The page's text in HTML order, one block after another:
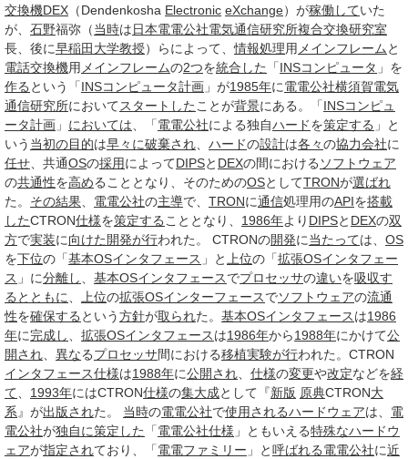
交換機DEX （Dendenkosha Electronic eXchange）が稼働していた
が、 石野福弥（当時は日本電電公社電気通信研究所複合交換研究室
長、後に早稲田大学教授）らによって、情報処理用 メインフレーム と
電話交換機用 メインフレームの2つを統合した 「INSコンピュータ 」を
作る という「INSコンピュータ計画 」が1985年に電電公社横須賀電気
通信研究所においてスタートした ことが背景にある。「INSコンピュ
ータ計画 」 においては 、「電電公社による独自ハードを策定する 」と
いう 当初の目的は早々に破棄され ハードの設計は各々の協力会社に
任せ 、共通OSの採用によってDIPSと DEXの間における ソフトウェア
の共通性を高めることとなり、そのためのOSとしてTRONが選ばれ
た。 その結果 電電公社の主導で、 TRONに通信処理用のAPIを搭載
したCTRON仕様を策定する こととなり、 1986年より DIPSと DEXの双
方で実装に向けた 開発が行われた。 CTRONの開発に当たっては、 OS
を下位の「基本OSインタフェース 」と 上位の「拡張OSインタフェー
ス 」に分離し 基本OSインタフェースでプロセッサの違いを吸収す
る とともに 上位の拡張OSインターフェースでソフトウェアの流通
性を確保する という方針が取られた。 基本OSインタフェースは1986
年に完成し 拡張OSインタフェースは1986年から1988年にかけて公
開され
異なるプロセッサ間における移植実験が行われた。CTRON
インタフェース仕様は1988年に公開され 仕様の変更や改定などを経
て
1993年にはCTRON仕様の集大成として『新版 原典CTRON大
系 』が出版された。 当時の電電公社で使用されるハードウェアは、 電
電公社が独自に策定した 「電電公社仕様 」ともいえる特殊なハードウ
ェアが指定されており、「電電ファミリー 」と呼ばれる電電公社に近